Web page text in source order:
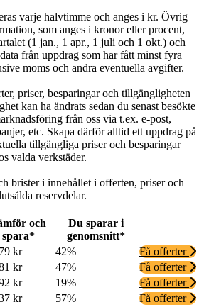
varje halvtimme och anges i kr. Övrig
som anges i kronor eller procent,
(1 jan., 1 apr., 1 juli och 1 okt.) och
från uppdrag som har fått minst fyra
moms och andra eventuella avgifter.
priser, besparingar och tillgängligheten
kan ha ändrats sedan du senast besökte
från oss via t.ex. e-post,
etc. Skapa därför alltid ett uppdrag på
tillgängliga priser och besparingar
valda verkstäder.
brister i innehållet i offerten, priser och
reservdelar.
och
spara*
Du sparar i
genomsnitt*
kr 42%
Få offerter
kr 47%
Få offerter
kr 19%
Få offerter
kr 57%
Få offerter